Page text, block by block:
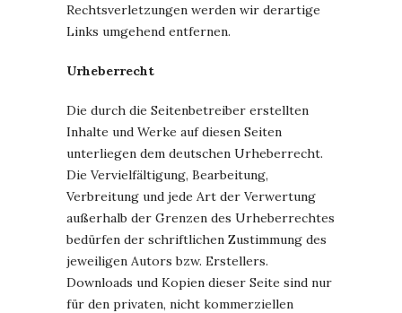
Rechtsverletzungen werden wir derartige
Links umgehend entfernen.
Urheberrecht
Die durch die Seitenbetreiber erstellten
Inhalte und Werke auf diesen Seiten
unterliegen dem deutschen Urheberrecht.
Die Vervielfältigung, Bearbeitung,
Verbreitung und jede Art der Verwertung
außerhalb der Grenzen des Urheberrechtes
bedürfen der schriftlichen Zustimmung des
jeweiligen Autors bzw. Erstellers.
Downloads und Kopien dieser Seite sind nur
für den privaten, nicht kommerziellen